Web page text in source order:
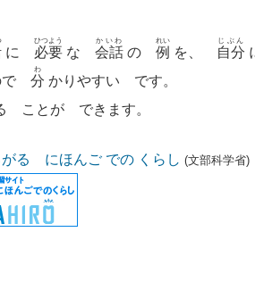
に 必要
ひつよう
な 会話
かいわ
の 例
れい
を、 自分
じぶん
で 分
わ
かりやすい です。
ことが できます。
がる にほんご での くらし (文部科学省)